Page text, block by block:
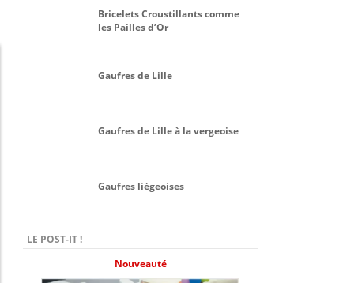
Bricelets Croustillants comme
les Pailles d’Or
Gaufres de Lille
Gaufres de Lille à la vergeoise
Gaufres liégeoises
LE POST-IT !
Nouveauté